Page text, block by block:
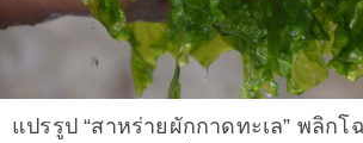
แปรรูป “สาหร่ายผักกาดทะเล” พลิก